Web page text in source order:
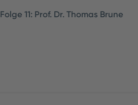
Folge 11: Prof. Dr. Thomas Brune